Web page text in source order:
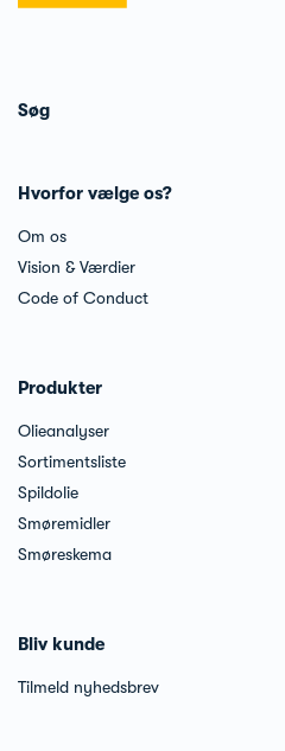
Søg
Hvorfor vælge os?
Om os
Vision & Værdier
Code of Conduct
Produkter
Olieanalyser
Sortimentsliste
Spildolie
Smøremidler
Smøreskema
Bliv kunde
Tilmeld nyhedsbrev